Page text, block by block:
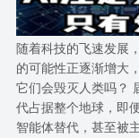
随着科技的飞速发展
的可能性正逐渐增大
它们会毁灭人类吗？
代占据整个地球，即
智能体替代，甚至被